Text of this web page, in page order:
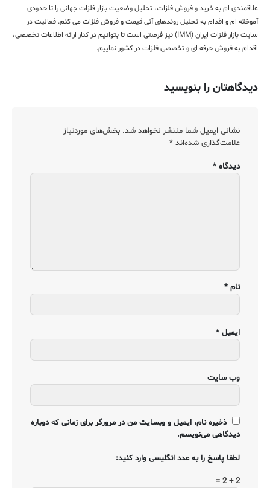
علاقمندی ام به خرید و فروش فلزات، تحلیل وضعیت بازار فلزات جهانی را تا حدودی
آموخته ام و اقدام به تحلیل روندهای آتی قیمت و فروش فلزات می کنم. فعالیت در
سایت بازار فلزات ایران (IMM) نیز فرصتی است تا بتوانیم در کنار ارائه اطلاعات تخصصی،
اقدام به فروش حرفه ای و تخصصی فلزات در کشور نماییم.
دیدگاهتان را بنویسید
نشانی ایمیل شما منتشر نخواهد شد. بخش‌های موردنیاز
علامت‌گذاری شده‌اند *
دیدگاه *
نام *
ایمیل *
وب‌ سایت
ذخیره نام، ایمیل و وبسایت من در مرورگر برای زمانی که دوباره
دیدگاهی می‌نویسم.
لطفا پاسخ را به عدد انگلیسی وارد کنید:
2 + 2 =